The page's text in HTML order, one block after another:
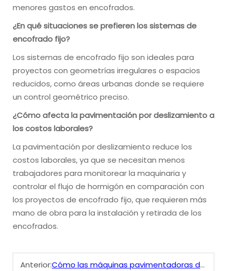
menores gastos en encofrados.
¿En qué situaciones se prefieren los sistemas de
encofrado fijo?
Los sistemas de encofrado fijo son ideales para
proyectos con geometrías irregulares o espacios
reducidos, como áreas urbanas donde se requiere
un control geométrico preciso.
¿Cómo afecta la pavimentación por deslizamiento a
los costos laborales?
La pavimentación por deslizamiento reduce los
costos laborales, ya que se necesitan menos
trabajadores para monitorear la maquinaria y
controlar el flujo de hormigón en comparación con
los proyectos de encofrado fijo, que requieren más
mano de obra para la instalación y retirada de los
encofrados.
Anterior:Cómo las máquinas pavimentadoras de moldeo continuo mejoran la velocidad y la calidad en la construcción de carreteras